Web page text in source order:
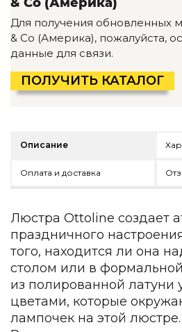
Детская мебель
Уличная и садовая мебель
Фитнес и wellness-
Коллекции
ROOM — Modern
INTERRA — Soft Modern
Все коллекции мебели
По типу
Для кухни
Предметы интерьера
Зеркала
Вентиляторы
Ковры
Зеленые стены
Для получения обновленных
& Co (Америка), пожалуйста,
данные для связи.
ПОЛУЧИТЬ КАТАЛОГ
Описание
Оплата и доставка
Люстра Ottoline создает
праздничного
того, находится ли она
столом или в
из полированной латуни
цветами, которые
лампочек на этой люстре.